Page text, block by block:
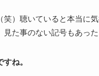
笑）聴いていると本当に
見た事のない記号もあっ
ね。